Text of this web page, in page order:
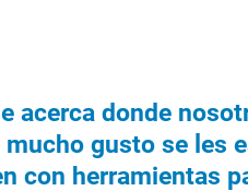
acerca donde
gusto se les
con herramientas